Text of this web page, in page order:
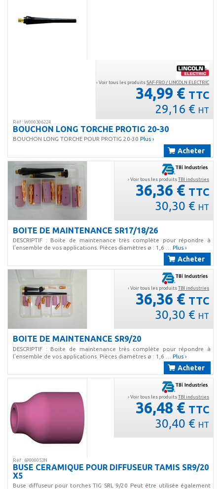
› Voir tous les produitsSAF-FRO / LINCOLN ELECTRIC
34,99 € TTC
29,16 € HT
Réf : W000306224
BOUCHON LONG TORCHE PROTIG 20-30
BOUCHON LONG TORCHE POUR PROTIG 20-30 Plus ›
Acheter
› Voir tous les produitsTBI industries
36,36 € TTC
30,30 € HT
BOITE DE MAINTENANCE SR17/18/26
DESCRIPTIF : Boite de maintenance très complète pour répondre à
l’ensemble de vos applications. Pièces diamètres ø : 1,6 … Plus ›
Acheter
› Voir tous les produitsTBI industries
36,36 € TTC
30,30 € HT
BOITE DE MAINTENANCE SR9/20
DESCRIPTIF : Boite de maintenance très complète pour répondre à
l’ensemble de vos applications. Pièces diamètres ø : 1,6 … Plus ›
Acheter
› Voir tous les produitsTBI industries
36,48 € TTC
30,40 € HT
Réf : 69000053N
BUSE CERAMIQUE POUR DIFFUSEUR TAMIS SR9/20
X5
Buse diffuseur pour torches TIG SRL 9/20 Peut être utilisée également